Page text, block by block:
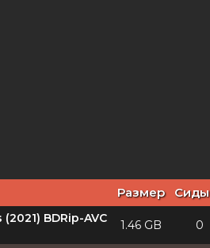
Размер Сиды
BDRip-AVC
1.46 GB 0